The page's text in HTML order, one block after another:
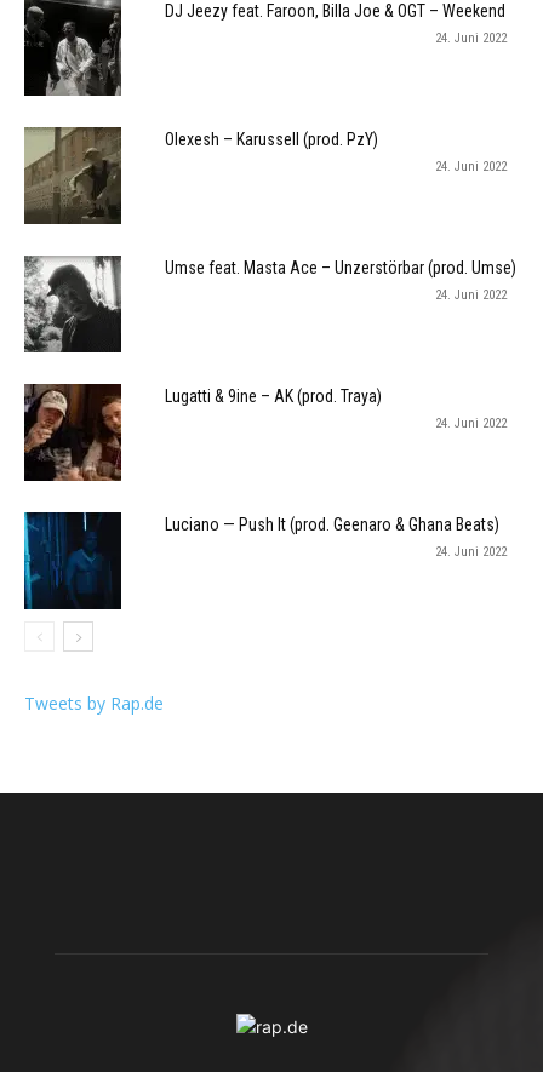
DJ Jeezy feat. Faroon, Billa Joe & OGT – Weekend
24. Juni 2022
Olexesh – Karussell (prod. PzY)
24. Juni 2022
Umse feat. Masta Ace – Unzerstörbar (prod. Umse)
24. Juni 2022
Lugatti & 9ine – AK (prod. Traya)
24. Juni 2022
Luciano — Push It (prod. Geenaro & Ghana Beats)
24. Juni 2022
Tweets by Rap.de